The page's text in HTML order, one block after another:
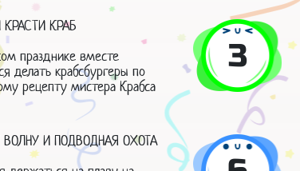
КРАБ
празднике вместе
делать крабсбургеры по
рецепту мистера Крабса
3
И ПОДВОДНАЯ ОХОТА